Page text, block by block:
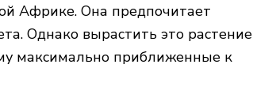
Африке. Она предпочитает
Однако вырастить это растение
максимально приближенные к